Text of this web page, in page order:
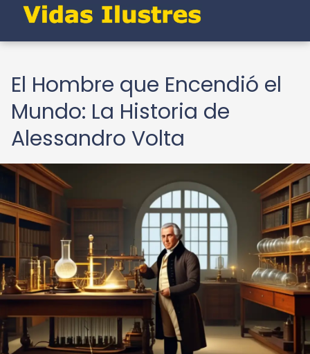
El Hombre que Encendió el
Mundo: La Historia de
Alessandro Volta